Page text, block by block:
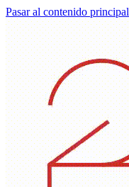
Pasar al contenido principal